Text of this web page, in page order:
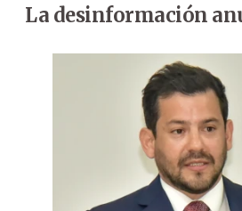
La desinformación